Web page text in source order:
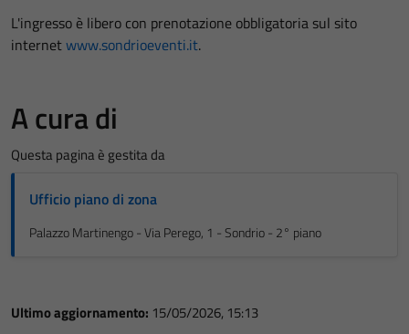
L'ingresso è libero con prenotazione obbligatoria sul sito
internetwww.sondrioeventi.it.
A cura di
Questa pagina è gestita da
Ufficio piano di zona
Palazzo Martinengo - Via Perego, 1 - Sondrio - 2° piano
Ultimo aggiornamento: 15/05/2026, 15:13